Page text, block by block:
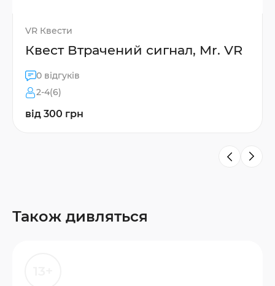
VR Квести
Квест Втрачений сигнал, Mr. VR
0 відгуків
2-4(6)
від 300 грн
Також дивляться